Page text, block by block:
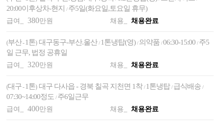
20:00이후상차-현지/ 주5일(화요일,토요일 휴무)
급여_ 380만원 채용_ 채용완료
(부산-1톤) 대구동구-부산.울산/ 1톤냉탑(영)/ 의약품/06:30-15:00/ 주5
일 근무, 법정 공휴일
급여_ 320만원 채용_ 채용완료
(대구-1톤) 대구 다사읍 - 경북 칠곡 지천면 1착/ 1톤냉탑/ 급식배송/
07:30~14:00정도/ 주6일근무
급여_400만원 채용_ 채용완료